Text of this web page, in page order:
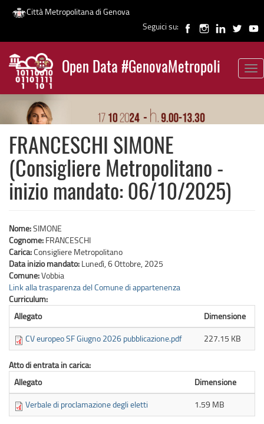
Salta
contenuto
principale
Città Metropolitana di Genova
Seguici su:
Open Data #GenovaMetropoli
News
FRANCESCHI SIMONE
(Consigliere Metropolitano -
inizio mandato: 06/10/2025)
Nome:SIMONE
Cognome: FRANCESCHI
Carica:Consigliere Metropolitano
Data inizio mandato: Lunedì, 6 Ottobre, 2025
Comune:Vobbia
Link alla trasparenza del Comune di appartenenza
Curriculum:
Allegato
Dimensione
CV europeo SF Giugno 2026 pubblicazione.pdf
227.15 KB
Atto di entrata in carica:
Allegato
Dimensione
Verbale di proclamazione degli eletti
1.59 MB